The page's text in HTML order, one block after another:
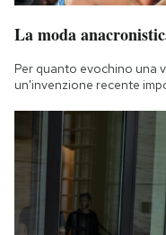
La moda
Per quanto evochino una
un'invenzione recente